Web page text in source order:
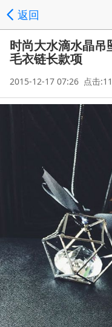
返回
时尚大水滴水晶吊
毛衣链长款项
2015-12-17 07:26 点击